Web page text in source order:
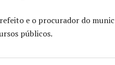
e o procurador do
públicos.